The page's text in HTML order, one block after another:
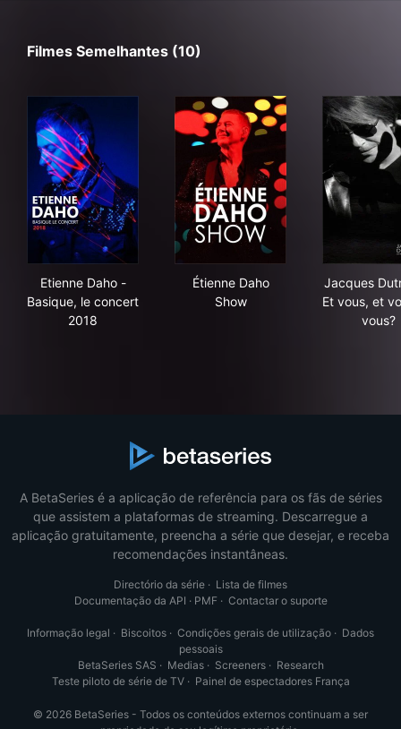
Filmes Semelhantes (10)
Etienne Daho - Basique, le concert 2018
Etienne Daho -
Basique, le concert
2018
Étienne Daho
Show
Jacques
Et vous, et
vous?
A BetaSeries é a aplicação de referência para os fãs de séries
que assistem a plataformas de streaming. Descarregue a
aplicação gratuitamente, preencha a série que desejar, e receba
recomendações instantâneas.
Directório da série · Lista de filmes
Documentação da API · PMF· Contactar o suporte
Informação legal · Biscoitos · Condições gerais de utilização · Dados
pessoais
BetaSeries SAS · Medias· Screeners· Research
Teste piloto de série de TV· Painel de espectadores França
© 2026 BetaSeries - Todos os conteúdos externos continuam a ser